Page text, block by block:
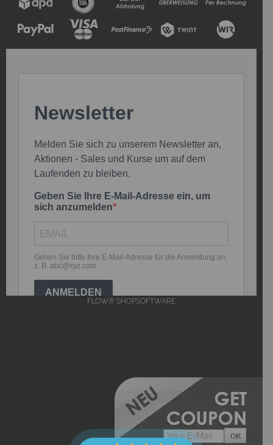
FLOW® SHOPSOFTWARE